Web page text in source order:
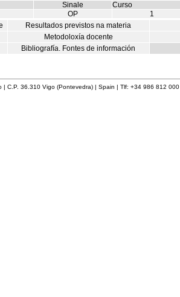
Sinale Curso
OP 1
Resultados previstos na materia
Metodoloxía docente
Bibliografía. Fontes de información
36.310 Vigo (Pontevedra) | Spain | Tlf: +34 986 812 000